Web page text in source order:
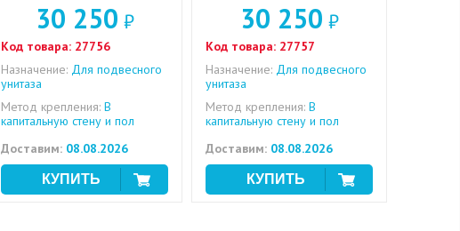
30 250 ₽
Код товара: 27756
Назначение: Для подвесного
унитаза
Метод крепления: В
капитальную стену и пол
Доставим: 08.08.2026
30 250 ₽
Код товара: 27757
Назначение: Для подвесного
унитаза
Метод крепления: В
капитальную стену и пол
Доставим: 08.08.2026